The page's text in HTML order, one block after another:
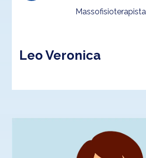
Massofisioterapista
Leo Veronica